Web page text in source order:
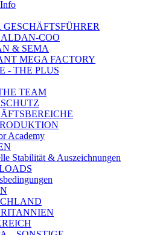
GESCHÄFTSFÜHRER
COO
& SEMA
MEGA FACTORY
- THE PLUS
TEAM
Academy
Stabilität & Auszeichnungen